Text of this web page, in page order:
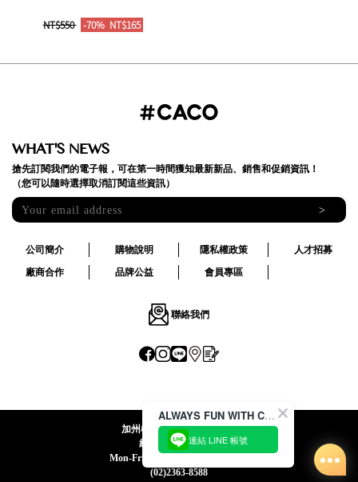
NT$550 -70% NT$165
WHAT'S NEWS
搶先訂閱我們的電子報，可在第一時間獲知最新新品、銷售和促銷資訊！
（您可以隨時選擇取消訂閱這些資訊）
>
公司簡介 購物說明 隱私權政策
人才招募
廠商合作
品牌公益 會員專區
聯絡我們
加州椰子國際股份有限公司
統一編號:24492069
Mon-Fri 09:00-12:30 / 13:30-18:00
(02)2363-8588
ALWAYS FUN WITH CACO !
連結 LINE 帳號